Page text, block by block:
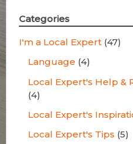
Categories
I'm a Local Expert (47)
Language (4)
Local Expert's Help &
(4)
Local Expert's
Local Expert's Tips (5)